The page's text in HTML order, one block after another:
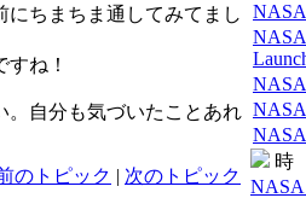
ちまちま通してみてまし
ね！
。自分も気づいたことあれ
のトピック | 次のトピック
NASA
NASA
NASA
NASA
NASA
時